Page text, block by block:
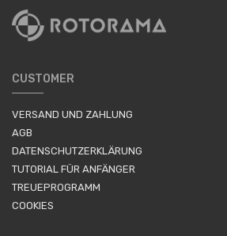
CUSTOMER
VERSAND UND ZAHLUNG
AGB
DATENSCHUTZERKLÄRUNG
TUTORIAL FÜR ANFÄNGER
TREUEPROGRAMM
COOKIES